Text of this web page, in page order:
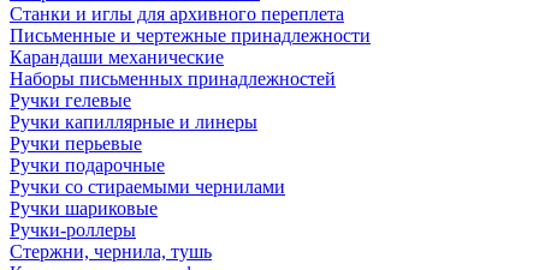
Станки и иглы для архивного переплета
Письменные и чертежные принадлежности
Карандаши механические
Наборы письменных принадлежностей
Ручки гелевые
Ручки капиллярные и линеры
Ручки перьевые
Ручки подарочные
Ручки со стираемыми чернилами
Ручки шариковые
Ручки-роллеры
Стержни, чернила, тушь